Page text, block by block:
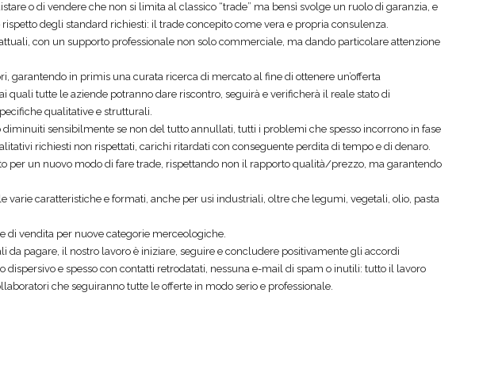
o di vendere che non si limita al classico “trade” ma bensì svolge un ruolo di garanzia, e
degli standard richiesti: il trade concepito come vera e propria consulenza.
con un supporto professionale non solo commerciale, ma dando particolare attenzione
garantendo in primis una curata ricerca di mercato al fine di ottenere un’offerta
tutte le aziende potranno dare riscontro, seguirà e verificherà il reale stato di
qualitative e strutturali.
sensibilmente se non del tutto annullati, tutti i problemi che spesso incorrono in fase
richiesti non rispettati, carichi ritardati con conseguente perdita di tempo e di denaro.
per un nuovo modo di fare trade, rispettando non il rapporto qualità/prezzo, ma garantendo
caratteristiche e formati, anche per usi industriali, oltre che legumi, vegetali, olio, pasta
di vendita per nuove categorie merceologiche.
da pagare, il nostro lavoro è iniziare, seguire e concludere positivamente gli accordi
e spesso con contatti retrodatati, nessuna e-mail di spam o inutili: tutto il lavoro
che seguiranno tutte le offerte in modo serio e professionale.